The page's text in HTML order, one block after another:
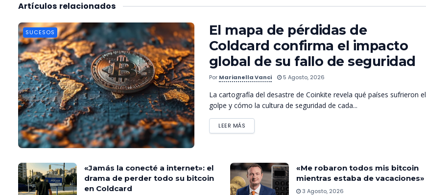
relacionados
Artículos
SUCESOS
El mapa de pérdidas de
Coldcard confirma el impacto
global de su fallo de seguridad
Por Marianella Vanci 5 Agosto, 2026
La cartografía del desastre de Coinkite revela qué países sufrieron el
golpe y cómo la cultura de seguridad de cada...
LEER MÁS
«Jamás la conecté a internet»: el
drama de perder todo su bitcoin
en Coldcard
«Me robaron todos mis bitcoin
mientras estaba de vacaciones»
3 Agosto, 2026